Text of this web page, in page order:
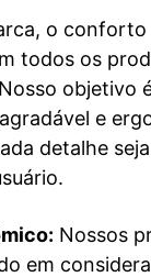
o conforto
todos os
objetivo
e
detalhe
Nossos
em